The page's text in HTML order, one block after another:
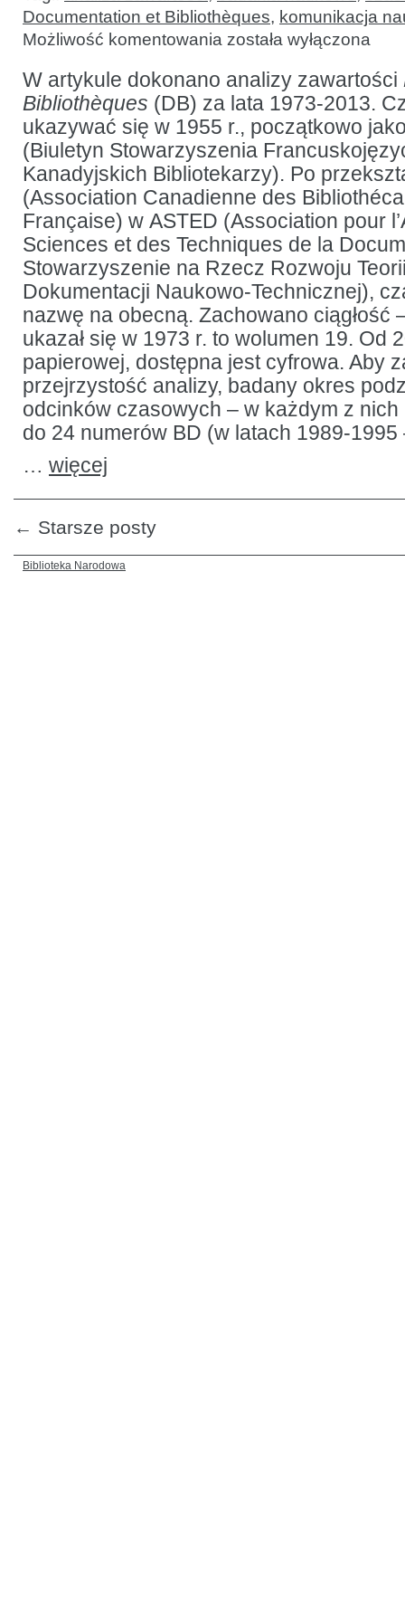
Documentation et Bibliothèques, komunikacja
Możliwość komentowania Analiza
zawartości
Documentation
et
Bibliothèques
1973-
2013
została wyłączona
W artykule dokonano analizy zawartości
Bibliothèques (DB) za lata 1973-2013.
ukazywać się w 1955 r., początkowo
(Biuletyn Stowarzyszenia
Kanadyjskich Bibliotekarzy). Po
(Association Canadienne des
Française) w ASTED (Association pour
Sciences et des Techniques de la
Stowarzyszenie na Rzecz Rozwoju
Dokumentacji Naukowo-Technicznej),
nazwę na obecną. Zachowano ciągłość
ukazał się w 1973 r. to wolumen 19. Od
papierowej, dostępna jest cyfrowa. Aby
przejrzystość analizy, badany okres
odcinków czasowych – w każdym z nich
do 24 numerów BD (w latach 1989-
… więcej
← Starsze posty
Biblioteka Narodowa